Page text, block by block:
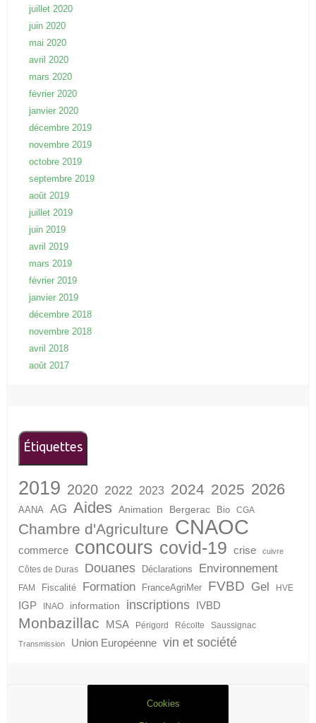
juillet 2020
juin 2020
mai 2020
avril 2020
mars 2020
février 2020
janvier 2020
décembre 2019
novembre 2019
octobre 2019
septembre 2019
août 2019
juillet 2019
juin 2019
avril 2019
mars 2019
février 2019
janvier 2019
décembre 2018
novembre 2018
avril 2018
août 2017
Étiquettes
2019 2020 2022 2023 2024 2025 2026
AANA AG Aides Animation Bergerac Bio CGA
Chambre d'Agriculture CNAOC
commerce concours covid-19 crise cuivre
Côtes de Duras Douanes Déclarations Environnement
FAM Fiscalité Formation FranceAgriMer FVBD Gel HVE
IGP INAO information inscriptions IVBD
Monbazillac MSA Périgord Récolte Saussignac
Transmission Union Européenne vin et société
Cookies